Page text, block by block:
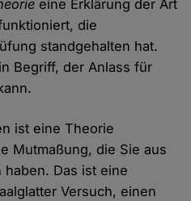
eine Erklärung der Art
die
standgehalten hat.
Begriff, der Anlass für
ist eine Theorie
Mutmaßung, die Sie aus
haben. Das ist eine
Versuch, einen